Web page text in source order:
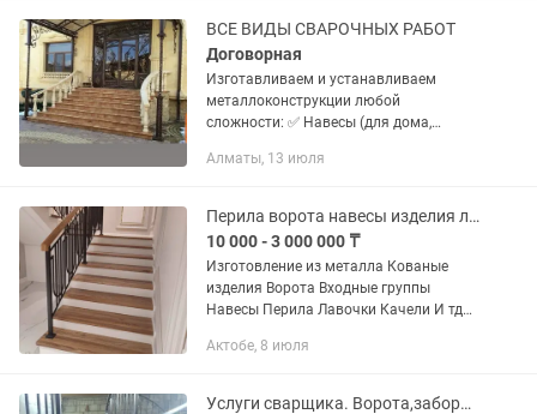
ВСЕ ВИДЫ СВАРОЧНЫХ РАБОТ
Договорная
Изготавливаем и устанавливаем
металлоконструкции любой
сложности: ✅ Навесы (для дома,
группы ✅ Ворота, калитки ✅ Решетки
ограждения ✅...
Алматы, 13 июля
Перила ворота навесы изделия любой сложности
10 000 - 3 000 000 ₸
Изготовление из металла Кованые
изделия Ворота Входные группы
Навесы Перила Лавочки Качели И тд
Актобе, 8 июля
Услуги сварщика. Ворота,заборы, кованые изделия.